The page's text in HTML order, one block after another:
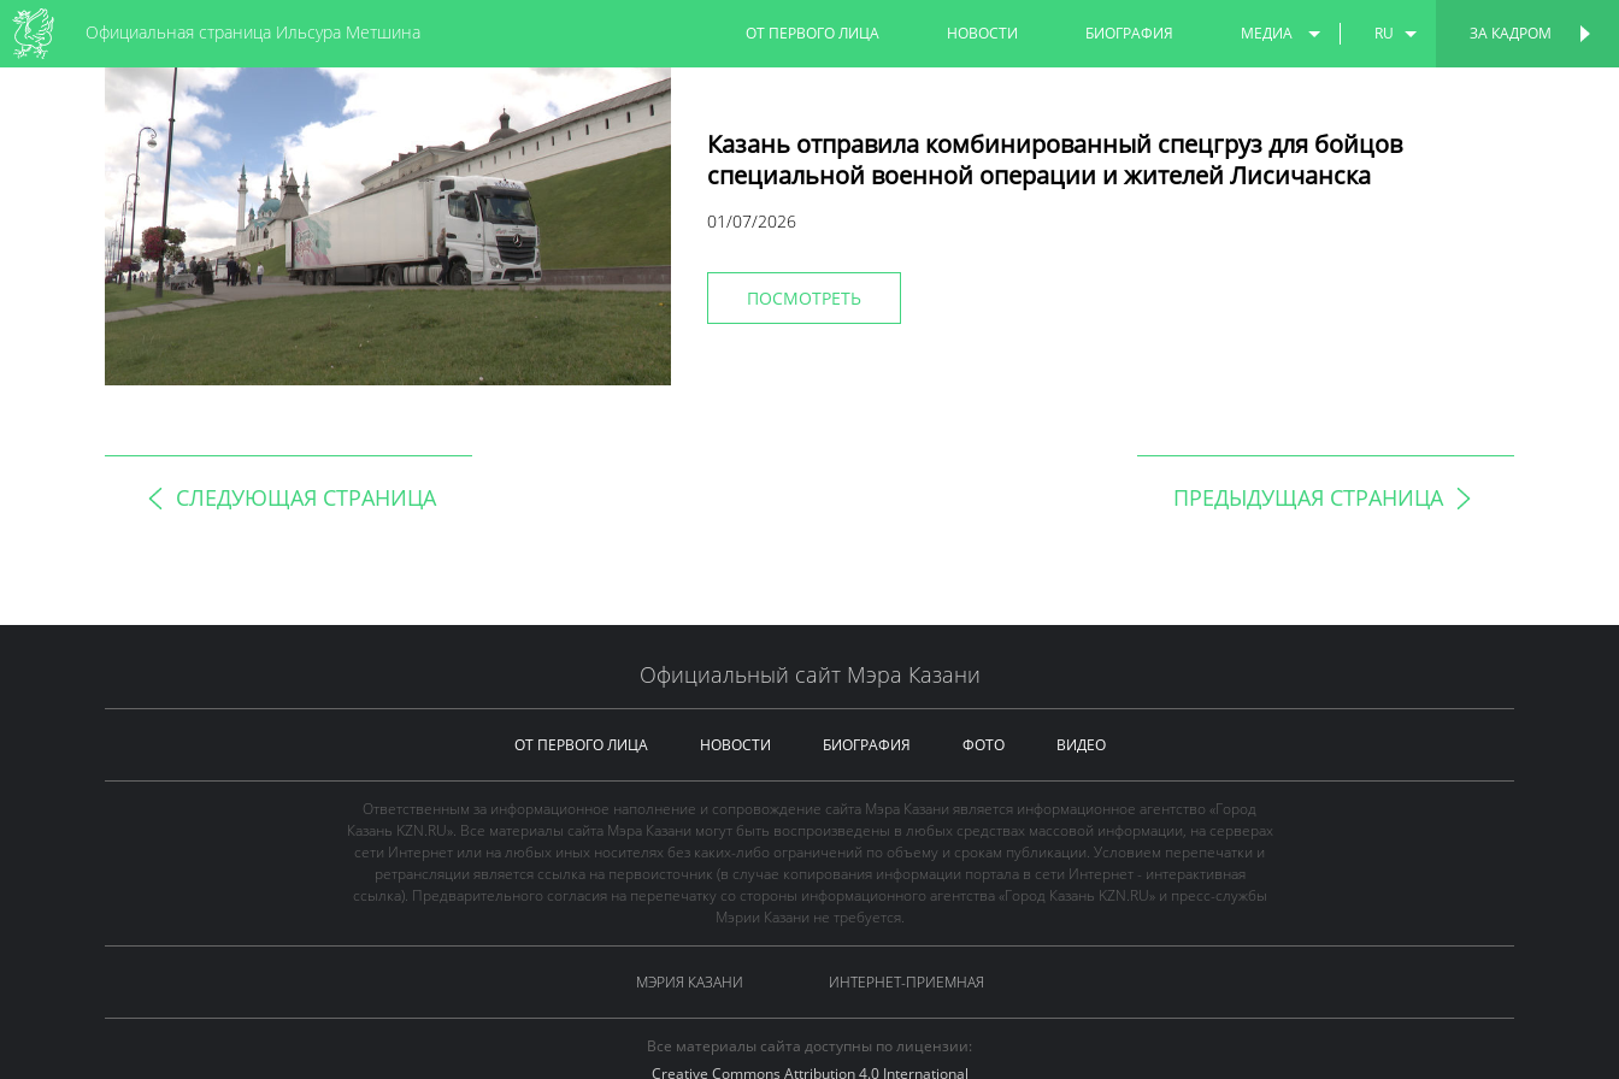
Официальная страница Ильсура Метшина ЗА КАДРОМ
ОТ ПЕРВОГО ЛИЦА НОВОСТИ БИОГРАФИЯ МЕДИА
ВИДЕО
RU
Казань отправила комбинированный спецгруз для бойцов
специальной военной операции и жителей Лисичанска
01/07/2026
ПОСМОТРЕТЬ
СЛЕДУЮЩАЯ СТРАНИЦА ПРЕДЫДУЩАЯ СТРАНИЦА
Официальный сайт Мэра Казани
ОТ ПЕРВОГО ЛИЦА НОВОСТИ БИОГРАФИЯ ФОТО ВИДЕО
Ответственным за информационное наполнение и сопровождение сайта Мэра Казани является информационное агентство «Город
Казань KZN.RU». Все материалы сайта Мэра Казани могут быть воспроизведены в любых средствах массовой информации, на серверах
сети Интернет или на любых иных носителях без каких-либо ограничений по объему и срокам публикации. Условием перепечатки и
ретрансляции является ссылка на первоисточник (в случае копирования информации портала в сети Интернет - интерактивная
ссылка). Предварительного согласия на перепечатку со стороны информационного агентства «Город Казань KZN.RU» и пресс-службы
Мэрии Казани не требуется.
МЭРИЯ КАЗАНИ ИНТЕРНЕТ-ПРИЕМНАЯ
Все материалы сайта доступны по лицензии:
Creative Commons Attribution 4.0 International